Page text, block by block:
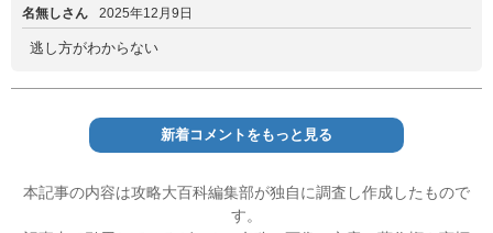
名無しさん 2025年12月9日
逃し方がわからない
新着コメントをもっと見る
本記事の内容は攻略大百科編集部が独自に調査し作成したもので
す。